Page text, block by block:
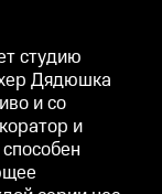
настроение у
В каждой
новые
и невероятные
студию
Дядюшка
и со
и